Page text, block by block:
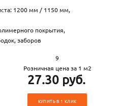
1200 мм / 1150 мм,
покрытия,
заборов
9
Розничная цена за 1 м2
27.30 руб.
КУПИТЬ В 1 КЛИК